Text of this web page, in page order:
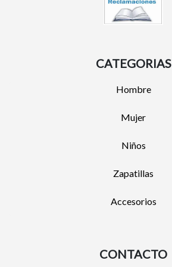
CATEGORIAS
Hombre
Mujer
Niños
Zapatillas
Accesorios
CONTACTO